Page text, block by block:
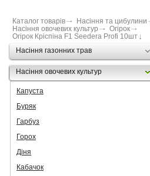
Каталог товарів
Насіння та цибулини
Насіння овочевих культур
Огірок
Огірок Кріспіна F1 Seedera Profi 10шт
Насіння газонних трав
Насіння овочевих культур
Капуста
Буряк
Гарбуз
Горох
Діня
Кабачок